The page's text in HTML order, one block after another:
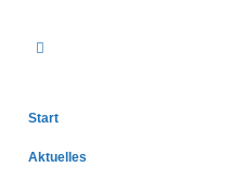
Start
Aktuelles